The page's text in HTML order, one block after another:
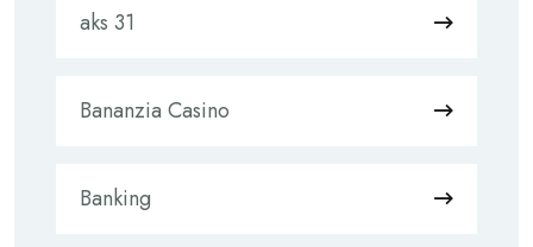
aks 31
Bananzia Casino
Banking